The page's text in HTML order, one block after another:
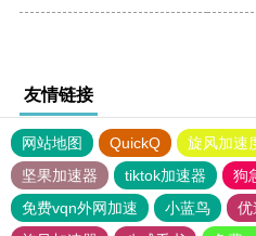
友情链接
网站地图 QuickQ 旋风加速
坚果加速器
tiktok加速器
狗
免费vqn外网加速
小蓝鸟 优